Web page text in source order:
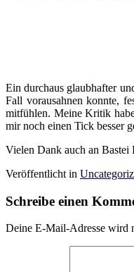
Ein durchaus glaubhafter
Fall vorausahnen konnte,
mitfühlen. Meine Kritik
mir noch einen Tick besser
Vielen Dank auch an Bastei
Veröffentlicht in
Schreibe einen
Deine E-Mail-Adresse wird